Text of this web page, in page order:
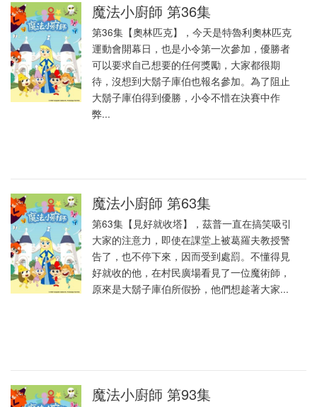
魔法小廚師 第36集
第36集【奧林匹克】，今天是特魯利奧林匹克
運動會開幕日，也是小令第一次參加，優勝者
可以要求自己想要的任何獎勵，大家都很期
待，沒想到大鬍子庫伯也報名參加。為了阻止
大鬍子庫伯得到優勝，小令不惜在決賽中作
弊...
魔法小廚師 第63集
第63集【見好就收塔】，茲普一直在搞笑吸引
大家的注意力，即使在課堂上被葛羅夫教授警
告了，也不停下來，因而受到處罰。不懂得見
好就收的他，在村民廣場看見了一位魔術師，
原來是大鬍子庫伯所假扮，他們想趁著大家...
魔法小廚師 第93集